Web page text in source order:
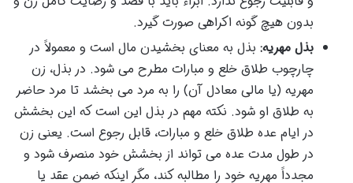
بدون هیچ گونه اکراهی صورت گیرد.
بذل مهریه: بذل به معنای بخشیدن مال است و معمولاً در
چارچوب طلاق خلع و مبارات مطرح می شود. در بذل، زن
مهریه (یا مالی معادل آن) را به مرد می بخشد تا مرد حاضر
به طلاق او شود. نکته مهم در بذل این است که این بخشش
در ایام عده طلاق خلع و مبارات، قابل رجوع است. یعنی زن
در طول مدت عده می تواند از بخشش خود منصرف شود و
مجدداً مهریه خود را مطالبه کند، مگر اینکه ضمن عقد یا